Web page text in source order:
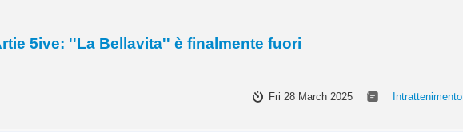
5ive: ''La Bellavita'' è finalmente fuori
Fri 28 March 2025 Intrattenimento